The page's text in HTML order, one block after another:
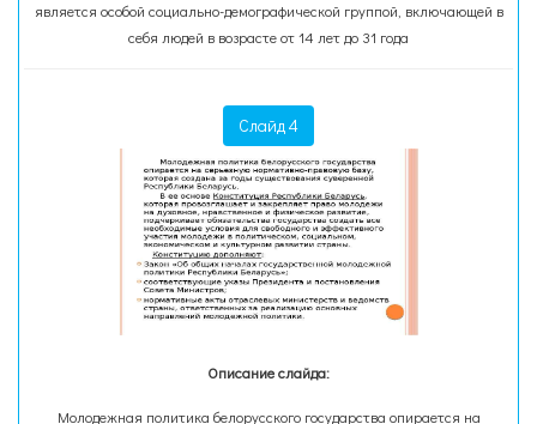
является особой социально-демографической группой, включающей в
себя людей в возрасте от 14 лет до 31 года
Слайд 4
Описание слайда:
Молодежная политика белорусского государства опирается на